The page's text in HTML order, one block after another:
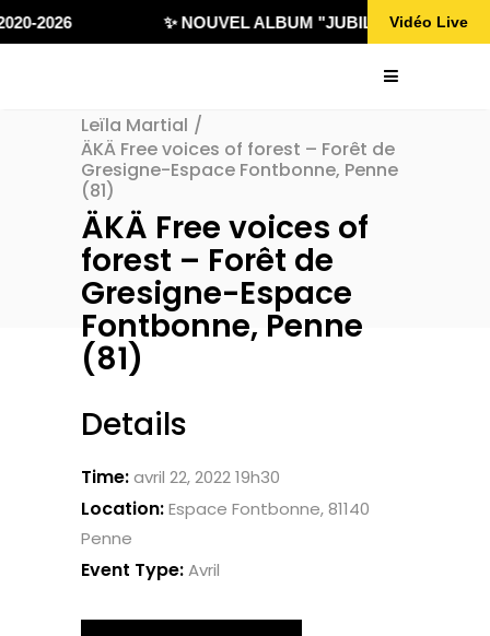
2026 ✨ NOUVEL ALBUM "JUBILÄ 432"Vidéo Live
Leïla Martial /
ÄKÄ Free voices of forest – Forêt de
Gresigne-Espace Fontbonne, Penne
(81)
ÄKÄ Free voices of
forest – Forêt de
Gresigne-Espace
Fontbonne, Penne
(81)
Details
Time:avril 22, 2022 19h30
Location:Espace Fontbonne, 81140
Penne
Event Type:Avril